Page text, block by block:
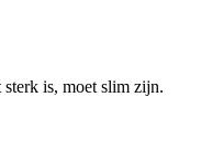
is, moet slim zijn.